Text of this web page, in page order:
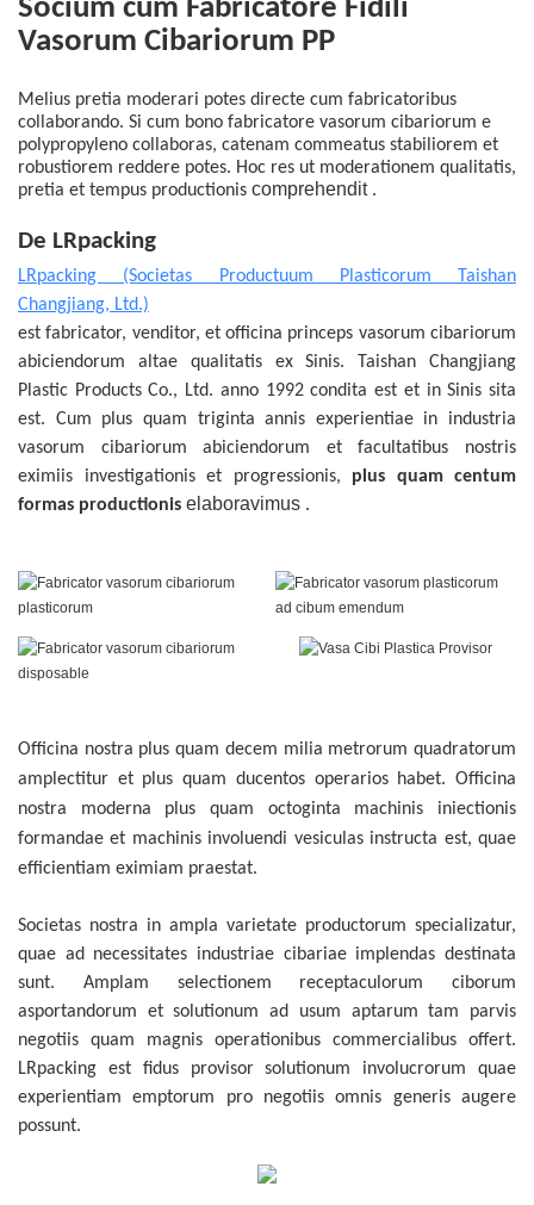
Socium cum Fabricatore Fidili
Vasorum Cibariorum PP
Melius pretia moderari potes directe cum fabricatoribus
collaborando. Si cum bono fabricatore vasorum cibariorum e
polypropyleno collaboras, catenam commeatus stabiliorem et
robustiorem reddere potes. Hoc res ut moderationem qualitatis,
pretia et tempus productionis comprehendit .
De LRpacking
LRpacking (Societas Productuum Plasticorum Taishan
Changjiang, Ltd.)
est fabricator, venditor, et officina princeps vasorum cibariorum
abiciendorum altae qualitatis ex Sinis. Taishan Changjiang
Plastic Products Co., Ltd. anno 1992 condita est et in Sinis sita
est. Cum plus quam triginta annis experientiae in industria
vasorum cibariorum abiciendorum et facultatibus nostris
eximiis investigationis et progressionis,
plus quam centum
formas productionis elaboravimus .
Officina nostra plus quam decem milia metrorum quadratorum
amplectitur et plus quam ducentos operarios habet. Officina
nostra moderna plus quam octoginta machinis iniectionis
formandae et machinis involuendi vesiculas instructa est, quae
efficientiam eximiam praestat.
Societas nostra in ampla varietate productorum specializatur,
quae ad necessitates industriae cibariae implendas destinata
sunt. Amplam selectionem receptaculorum ciborum
asportandorum et solutionum ad usum aptarum tam parvis
negotiis quam magnis operationibus commercialibus offert.
LRpacking est fidus provisor solutionum involucrorum quae
experientiam emptorum pro negotiis omnis generis augere
possunt.